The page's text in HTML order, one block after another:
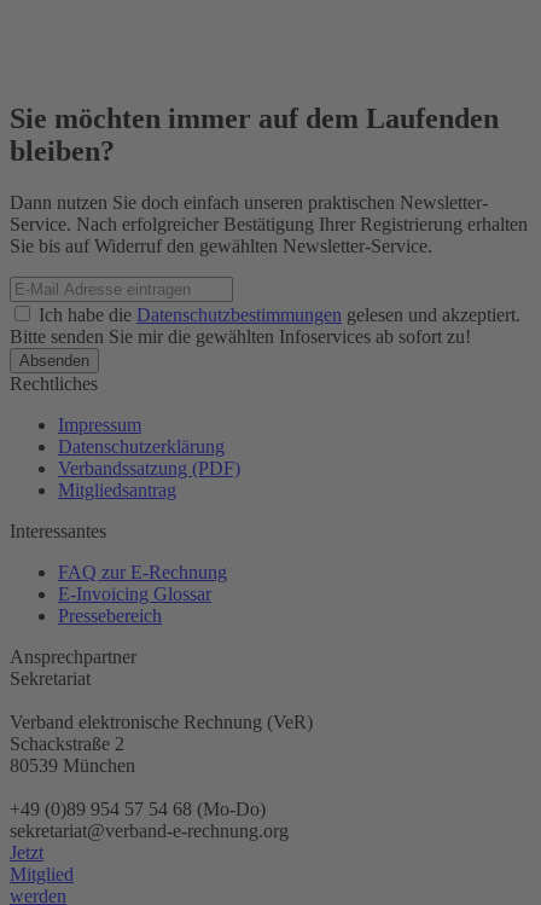
Sie möchten immer auf dem Laufenden
bleiben?
Dann nutzen Sie doch einfach unseren praktischen Newsletter-
Service. Nach erfolgreicher Bestätigung Ihrer Registrierung erhalten
Sie bis auf Widerruf den gewählten Newsletter-Service.
Ich habe die Datenschutzbestimmungen gelesen und akzeptiert.
Bitte senden Sie mir die gewählten Infoservices ab sofort zu!
Rechtliches
Impressum
Datenschutzerklärung
Verbandssatzung (PDF)
Mitgliedsantrag
Interessantes
FAQ zur E-Rechnung
E-Invoicing Glossar
Pressebereich
Ansprechpartner
Sekretariat
Verband elektronische Rechnung (VeR)
Schackstraße 2
80539 München
+49 (0)89 954 57 54 68 (Mo-Do)
sekretariat@verband-e-rechnung.org
Jetzt
Mitglied
werden